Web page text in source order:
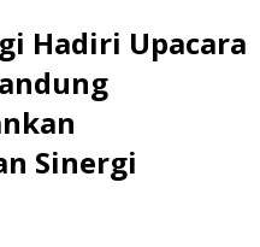
Hadiri Upacara
Sinergi